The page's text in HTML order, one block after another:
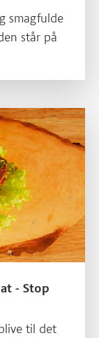
smagfulde
står på
- Stop
til det
spild af mad